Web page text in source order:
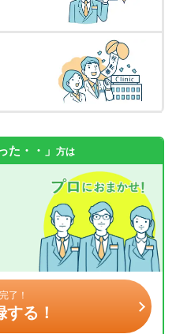
た・・」 方は
了！
る！